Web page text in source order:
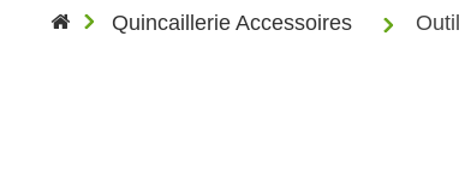
Quincaillerie Accessoires